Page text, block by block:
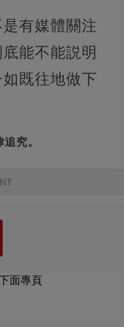
有媒體關注
能不能説明
既往地做下
究。
面專頁